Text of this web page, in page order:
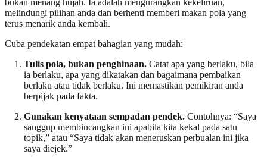
melindungi pilihan anda dan berhenti memberi makan pola yang
terus menarik anda kembali.
Cuba pendekatan empat bahagian yang mudah:
Tulis pola, bukan penghinaan. Catat apa yang berlaku, bila
ia berlaku, apa yang dikatakan dan bagaimana pembaikan
berlaku atau tidak berlaku. Ini memastikan pemikiran anda
berpijak pada fakta.
Gunakan kenyataan sempadan pendek. Contohnya: “Saya
sanggup membincangkan ini apabila kita kekal pada satu
topik,” atau “Saya tidak akan meneruskan perbualan ini jika
saya diejek.”